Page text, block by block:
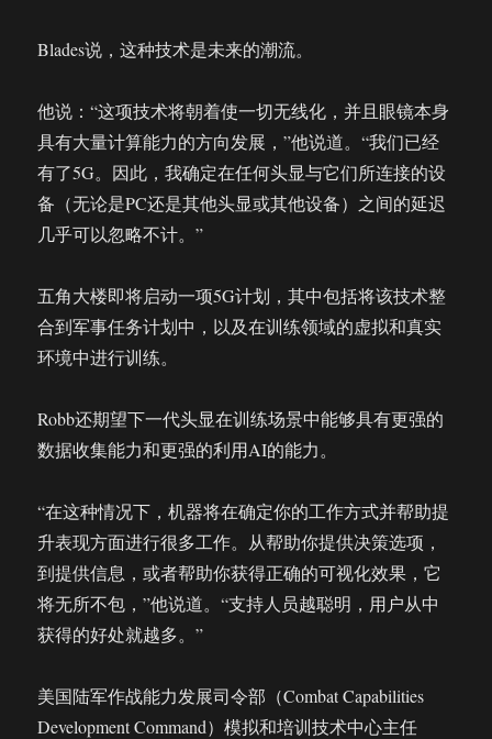
Blades说，这种技术是未来的潮流。
他说：“这项技术将朝着使一切无线化，并且眼镜本身
具有大量计算能力的方向发展，”他说道。“我们已经
有了5G。因此，我确定在任何头显与它们所连接的设
备（无论是PC还是其他头显或其他设备）之间的延迟
几乎可以忽略不计。”
五角大楼即将启动一项5G计划，其中包括将该技术整
合到军事任务计划中，以及在训练领域的虚拟和真实
环境中进行训练。
Robb还期望下一代头显在训练场景中能够具有更强的
数据收集能力和更强的利用AI的能力。
“在这种情况下，机器将在确定你的工作方式并帮助提
升表现方面进行很多工作。从帮助你提供决策选项，
到提供信息，或者帮助你获得正确的可视化效果，它
将无所不包，”他说道。“支持人员越聪明，用户从中
获得的好处就越多。”
美国陆军作战能力发展司令部（Combat Capabilities
Development Command）模拟和培训技术中心主任